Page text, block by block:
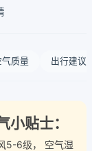
气质量 出行建议
贴士：
5-6级， 空气湿